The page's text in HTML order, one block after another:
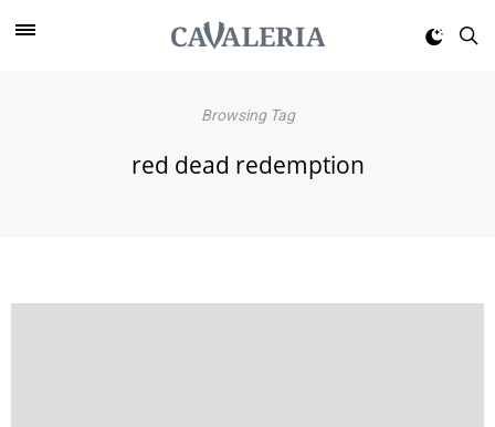
Browsing Tag
red dead redemption